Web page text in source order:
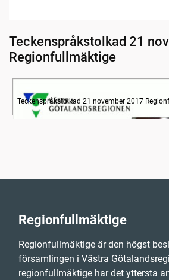
Teckenspråkstolkad 21
Regionfullmäktige
Information
Teckenspråkstolkad 21 november 2017
Regionfullmäktige
Regionfullmäktige är den högst
församlingen i Västra
regionfullmäktige har det yttersta